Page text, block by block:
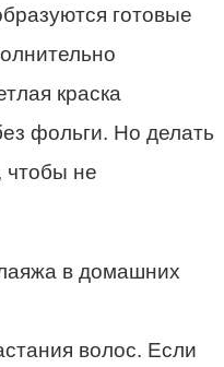
готовые
краска
фольги. Но делать
чтобы не
волос. Если